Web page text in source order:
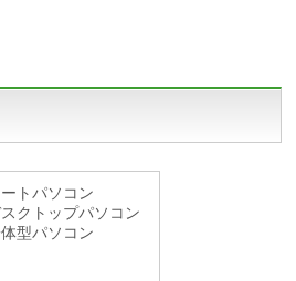
ートパソコン
クトップパソコン
型パソコン